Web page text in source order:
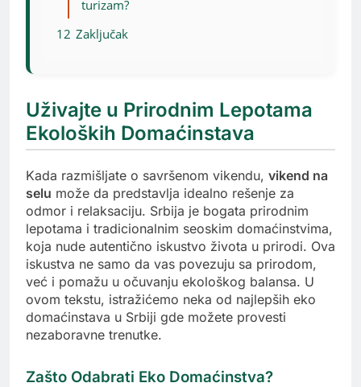
turizam?
12 Zaključak
Uživajte u Prirodnim Lepotama
Ekoloških Domaćinstava
Kada razmišljate o savršenom vikendu, vikend na
selu može da predstavlja idealno rešenje za
odmor i relaksaciju. Srbija je bogata prirodnim
lepotama i tradicionalnim seoskim domaćinstvima,
koja nude autentično iskustvo života u prirodi. Ova
iskustva ne samo da vas povezuju sa prirodom,
već i pomažu u očuvanju ekološkog balansa. U
ovom tekstu, istražićemo neka od najlepših eko
domaćinstava u Srbiji gde možete provesti
nezaboravne trenutke.
Zašto Odabrati Eko Domaćinstva?